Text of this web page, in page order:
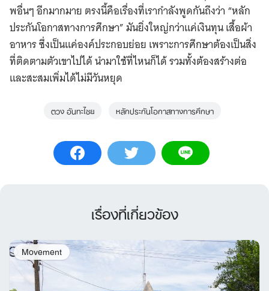
พอื่นๆ อีกมากมาย ตรงนี้คือเรื่องที่เรากำลังพูดกันถึงว่า “หลัก
ประกันโอกาสทางการศึกษา” มันยิ่งใหญ่กว่าแค่เงินทุน เสื้อผ้า
อาหาร ซึ่งเป็นแค่องค์ประกอบย่อย เพราะการศึกษาต้องเป็นสิ่ง
ที่ติดตามตัวเขาไปได้ นำมาใช้ที่ไหนก็ได้ รวมทั้งต้องสร้างต่อ
และสะสมเพิ่มได้ไม่มีวันหยุด
ตวง อันทะไชย หลักประกันโอกาสทางการศึกษา
เรื่องที่เกี่ยวข้อง
Movement